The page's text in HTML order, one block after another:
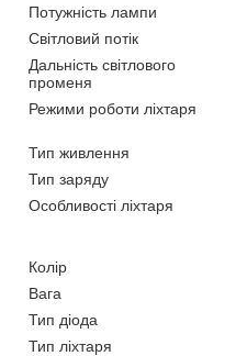
Потужність лампи
Світловий потік
Дальність світлового
променя
Режими роботи ліхтаря
Тип живлення
Тип заряду
Особливості ліхтаря
Колір
Вага
Тип діода
Тип ліхтаря